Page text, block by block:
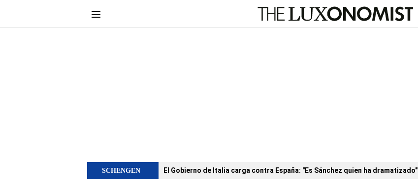
SCHENGEN El Gobierno de Italia carga contra España: "Es Sánchez quien ha dramatizado"